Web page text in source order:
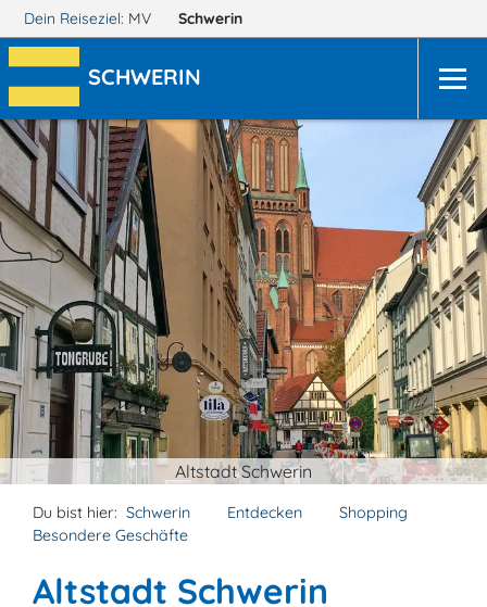
Dein Reiseziel: MV Schwerin
SCHWERIN
Altstadt Schwerin
Du bist hier: Schwerin Entdecken
Shopping
Besondere Geschäfte
Altstadt Schwerin